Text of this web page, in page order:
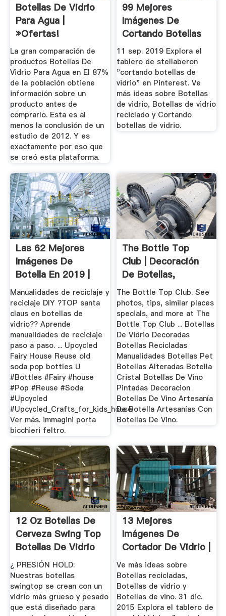
Botellas De Vidrio
Para Agua |
»Ofertas!
(TOP#20/2018)
La gran comparación de
productos Botellas De
Vidrio Para Agua en El 87%
de la población obtiene
información sobre un
producto antes de
comprarlo. Esta es al
menos la conclusión de un
estudio de 2012. Y es
exactamente por eso que
se creó esta plataforma.
99 Mejores
Imágenes De
Cortando Botellas
De Vidrio En 2019
...
11 sep. 2019 Explora el
tablero de stellaberon
"cortando botellas de
vidrio" en Pinterest. Ve
más ideas sobre Botellas
de vidrio, Botellas de vidrio
reciclado y Cortando
botellas de vidrio.
Las 62 Mejores
Imágenes De
Botella En 2019 |
Decoración De ...
Manualidades de reciclaje y
reciclaje DIY ?TOP santa
claus en botellas de
vidrio?? Aprende
manualidades de reciclaje
paso a paso. ... Upcycled
Fairy House Reuse old
soda pop bottles U
#Bottles #Fairy #house
#Pop #Reuse #Soda
#Upcycled
#Upcycled_Crafts_for_kids_house
Ver más. immagini porta
bicchieri feltro.
The Bottle Top
Club | Decoración
De Botellas,
Botellas De ...
The Bottle Top Club. See
photos, tips, similar places
specials, and more at The
Bottle Top Club ... Botellas
De Vidrio Decoradas
Botellas Recicladas
Manualidades Botellas Pet
Botellas Alteradas Botella
Cristal Botellas De Vino
Pintadas Decoracion
Botellas De Vino Artesanía
De Botella Artesanías Con
Botellas De Vino.
12 Oz Botellas De
Cerveza Swing Top
Botellas De Vidrio
...
¿ PRESIÓN HOLD:
Nuestras botellas
swingtop se crean con un
vidrio más grueso y pesado
que está diseñado para
13 Mejores
Imágenes De
Cortador De Vidrio |
Botellas ...
Ve más ideas sobre
Botellas recicladas,
Botellas de vidrio y
Botellas de vino. 31 dic.
2015 Explora el tablero de